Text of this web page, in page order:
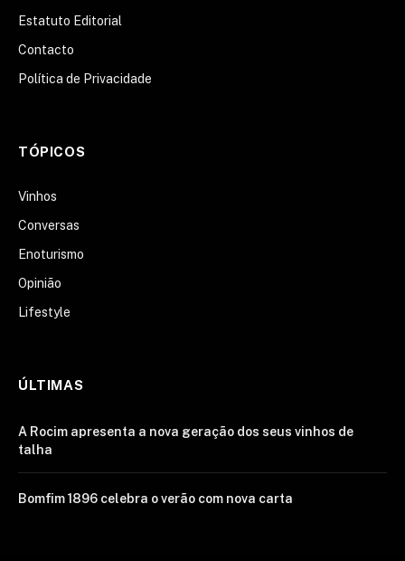
Estatuto Editorial
Contacto
Política de Privacidade
TÓPICOS
Vinhos
Conversas
Enoturismo
Opinião
Lifestyle
ÚLTIMAS
A Rocim apresenta a nova geração dos seus vinhos de
talha
Bomfim 1896 celebra o verão com nova carta